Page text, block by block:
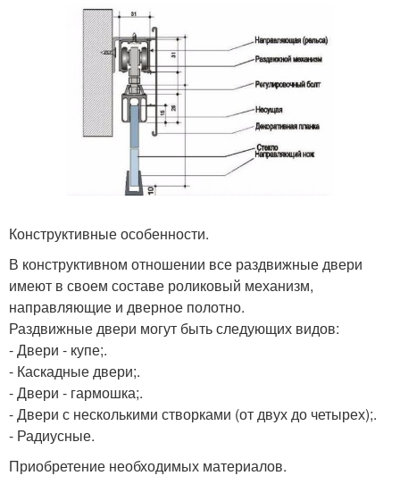
Конструктивные особенности.
В конструктивном отношении все раздвижные двери
имеют в своем составе роликовый механизм,
направляющие и дверное полотно.
Раздвижные двери могут быть следующих видов:
- Двери - купе;.
- Каскадные двери;.
- Двери - гармошка;.
- Двери с несколькими створками (от двух до четырех);.
- Радиусные.
Приобретение необходимых материалов.